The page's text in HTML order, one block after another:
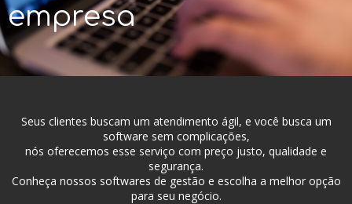
empresa
Seus clientes buscam um atendimento ágil, e você busca um
software sem complicações,
nós oferecemos esse serviço com preço justo, qualidade e
segurança.
Conheça nossos softwares de gestão e escolha a melhor opção
para seu negócio.